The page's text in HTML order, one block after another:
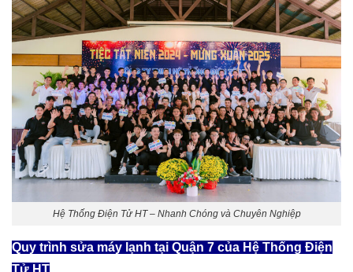
Hệ Thống Điện Tử HT – Nhanh Chóng và Chuyên Nghiệp
Quy trình sửa máy lạnh tại Quận 7 của Hệ Thống Điện